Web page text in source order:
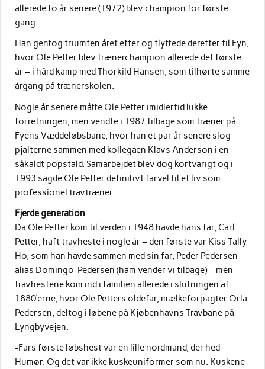
allerede to år senere (1972) blev champion for første
gang.
Han gentog triumfen året efter og flyttede derefter til Fyn,
hvor Ole Petter blev trænerchampion allerede det første
år – i hård kamp med Thorkild Hansen, som tilhørte samme
årgang på trænerskolen.
Nogle år senere måtte Ole Petter imidlertid lukke
forretningen, men vendte i 1987 tilbage som træner på
Fyens Væddeløbsbane, hvor han et par år senere slog
pjalterne sammen med kollegaen Klavs Anderson i en
såkaldt popstald. Samarbejdet blev dog kortvarigt og i
1993 sagde Ole Petter definitivt farvel til et liv som
professionel travtræner.
Fjerde generation
Da Ole Petter kom til verden i 1948 havde hans far, Carl
Petter, haft travheste i nogle år – den første var Kiss Tally
Ho, som han havde sammen med sin far, Peder Pedersen
alias Domingo-Pedersen (ham vender vi tilbage) – men
travhestene kom ind i familien allerede i slutningen af
1880’erne, hvor Ole Petters oldefar, mælkeforpagter Orla
Pedersen, deltog i løbene på Kjøbenhavns Travbane på
Lyngbyvejen.
-Fars første løbshest var en lille nordmand, der hed
Humør. Og det var ikke kuskeuniformer som nu. Kuskene